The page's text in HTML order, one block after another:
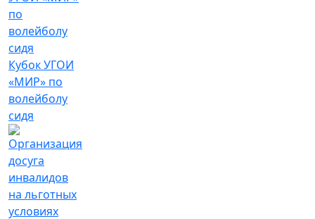
Кубок УГОИ
«МИР» по
волейболу
сидя